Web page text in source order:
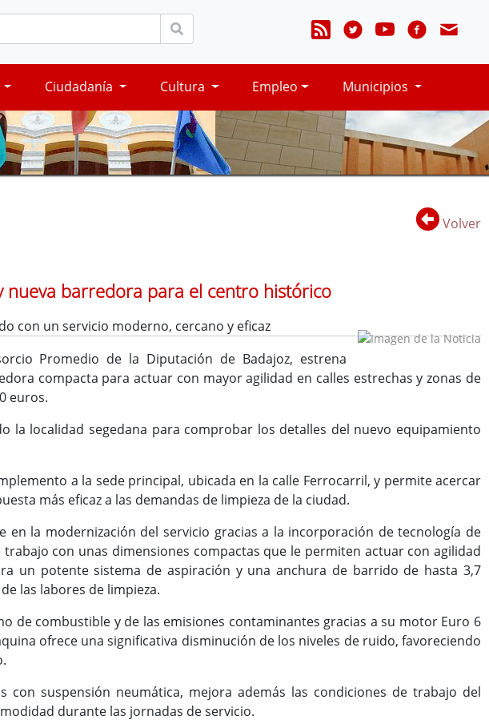
Ciudadanía Cultura Empleo Municipios
Volver
nueva barredora para el centro histórico
con un servicio moderno, cercano y eficaz
Promedio de la Diputación de Badajoz, estrena
compacta para actuar con mayor agilidad en calles estrechas y zonas de
euros.
la localidad segedana para comprobar los detalles del nuevo equipamiento
a la sede principal, ubicada en la calle Ferrocarril, y permite acercar
más eficaz a las demandas de limpieza de la ciudad.
la modernización del servicio gracias a la incorporación de tecnología de
con unas dimensiones compactas que le permiten actuar con agilidad
un potente sistema de aspiración y una anchura de barrido de hasta 3,7
las labores de limpieza.
de combustible y de las emisiones contaminantes gracias a su motor Euro 6
ofrece una significativa disminución de los niveles de ruido, favoreciendo
suspensión neumática, mejora además las condiciones de trabajo del
durante las jornadas de servicio.